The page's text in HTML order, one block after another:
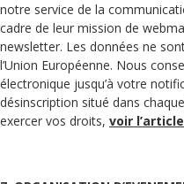
notre service de la
cadre de leur mission de
newsletter. Les données ne
l’Union Européenne. Nous
électronique jusqu’à votre
désinscription situé dans
exercer vos droits, voir